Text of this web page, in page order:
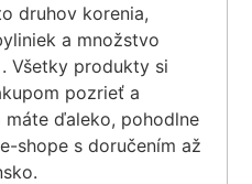
druhov korenia,
a množstvo
Všetky produkty si
pozrieť a
ďaleko, pohodlne
shope s doručením až